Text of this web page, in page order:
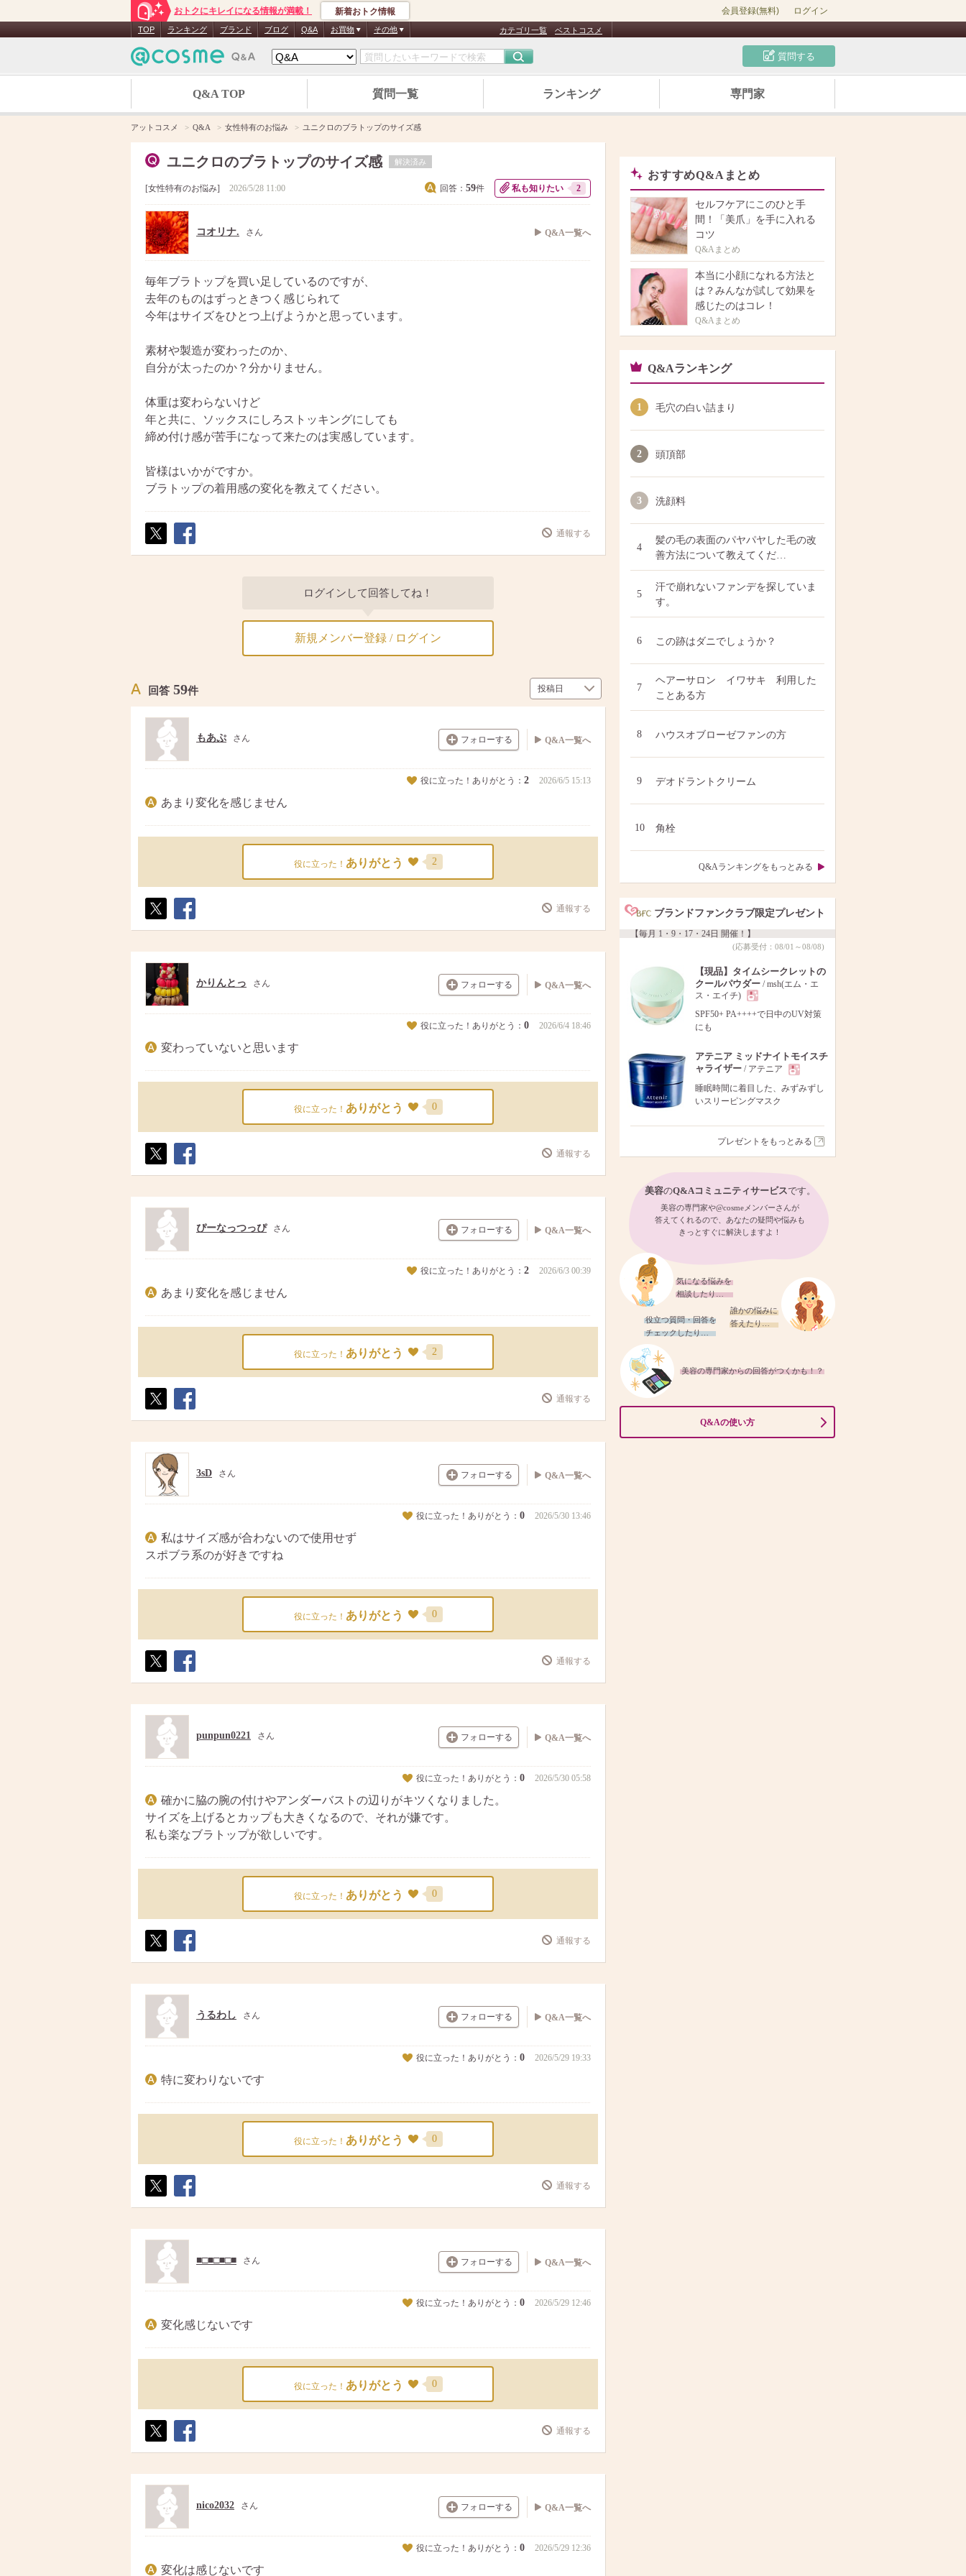
おトクにキレイになる情報が満載！ 新着おトク情報 会員登録(無料) ログイン
TOP ランキング ブランド ブログ Q&A お買物 その他 カテゴリ一覧 ベストコスメ
質問する
Q&A TOP 質問一覧 ランキング 専門家
アットコスメ Q&A 女性特有のお悩み ユニクロのブラトップのサイズ感
ユニクロのブラトップのサイズ感 解決済み
女性特有のお悩み 2026/5/28 11:00 回答： 59件 私も知りたい 2
コオリナ. さん Q&A一覧へ
毎年ブラトップを買い足しているのですが、
去年のものはずっときつく感じられて
今年はサイズをひとつ上げようかと思っています。
素材や製造が変わったのか、
自分が太ったのか？分かりません。
体重は変わらないけど
年と共に、ソックスにしろストッキングにしても
締め付け感が苦手になって来たのは実感しています。
皆様はいかがですか。
ブラトップの着用感の変化を教えてください。
ト
ア
通報する
ログインして回答してね！
新規メンバー登録 / ログイン
回答 59件
フォローする
もあぷ さん Q&A一覧へ
役に立った！ありがとう： 2 2026/6/5 15:13
あまり変化を感じません
役に立った！ ありがとう 2
ト
ア
通報する
フォローする
かりんとっ さん Q&A一覧へ
役に立った！ありがとう： 0 2026/6/4 18:46
変わっていないと思います
役に立った！ ありがとう 0
ト
ア
通報する
フォローする
ぴーなっつっぴ さん Q&A一覧へ
役に立った！ありがとう： 2 2026/6/3 00:39
あまり変化を感じません
役に立った！ ありがとう 2
ト
ア
通報する
フォローする
3sD さん Q&A一覧へ
役に立った！ありがとう： 0 2026/5/30 13:46
私はサイズ感が合わないので使用せず
スポブラ系のが好きですね
役に立った！ ありがとう 0
ト
ア
通報する
フォローする
punpun0221 さん Q&A一覧へ
役に立った！ありがとう： 0 2026/5/30 05:58
確かに脇の腕の付けやアンダーバストの辺りがキツくなりました。
サイズを上げるとカップも大きくなるので、それが嫌です。
私も楽なブラトップが欲しいです。
役に立った！ ありがとう 0
ト
ア
通報する
フォローする
うるわし さん Q&A一覧へ
役に立った！ありがとう： 0 2026/5/29 19:33
特に変わりないです
役に立った！ ありがとう 0
ト
ア
通報する
フォローする
■□■□■□■ さん Q&A一覧へ
役に立った！ありがとう： 0 2026/5/29 12:46
変化感じないです
役に立った！ ありがとう 0
ト
ア
通報する
フォローする
nico2032 さん Q&A一覧へ
役に立った！ありがとう： 0 2026/5/29 12:36
変化は感じないです
おすすめQ&Aまとめ
セルフケアにこのひと手
間！「美爪」を手に入れる
コツ
Q&Aまとめ
本当に小顔になれる方法と
は？みんなが試して効果を
感じたのはコレ！
Q&Aまとめ
Q&Aランキング
1 毛穴の白い詰まり
2 頭頂部
3 洗顔料
4
髪の毛の表面のパヤパヤした毛の改
善方法について教えてくだ…
5
汗で崩れないファンデを探していま
す。
6 この跡はダニでしょうか？
7
ヘアーサロン イワサキ 利用した
ことある方
8 ハウスオブローゼファンの方
9 デオドラントクリーム
10 角栓
Q&Aランキングをもっとみる
ブランドファンクラブ限定プレゼント
【毎月 1・9・17・24日 開催！】
(応募受付：08/01～08/08)
【現品】タイムシークレットの
クールパウダー / msh(エム・エ
ス・エイチ)
現
SPF50+ PA++++で日中のUV対策
にも
アテニア ミッドナイトモイスチ
ャライザー / アテニア
現
睡眠時間に着目した、みずみずし
いスリーピングマスク
プレゼントをもっとみる
美容のQ&Aコミュニティサービスです。
美容の専門家や@cosmeメンバーさんが
答えてくれるので、あなたの疑問や悩みも
きっとすぐに解決しますよ！
気になる悩みを
相談したり…
誰かの悩みに
答えたり…
役立つ質問・回答を
チェックしたり…
美容の専門家からの回答がつくかも！？
Q&Aの使い方